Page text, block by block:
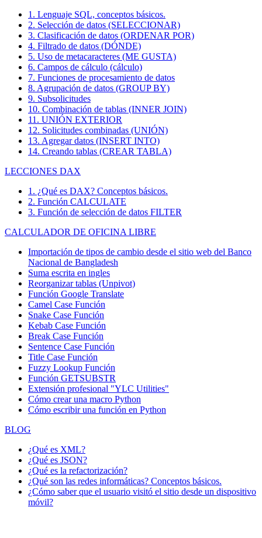
1. Lenguaje SQL, conceptos básicos.
2. Selección de datos (SELECCIONAR)
3. Clasificación de datos (ORDENAR POR)
4. Filtrado de datos (DÓNDE)
5. Uso de metacaracteres (ME GUSTA)
6. Campos de cálculo (cálculo)
7. Funciones de procesamiento de datos
8. Agrupación de datos (GROUP BY)
9. Subsolicitudes
10. Combinación de tablas (INNER JOIN)
11. UNIÓN EXTERIOR
12. Solicitudes combinadas (UNIÓN)
13. Agregar datos (INSERT INTO)
14. Creando tablas (CREAR TABLA)
LECCIONES DAX
1. ¿Qué es DAX? Conceptos básicos.
2. Función CALCULATE
3. Función de selección de datos FILTER
CALCULADOR DE OFICINA LIBRE
Importación de tipos de cambio desde el sitio web del Banco
Nacional de Bangladesh
Suma escrita en ingles
Reorganizar tablas (Unpivot)
Función Google Translate
Camel Case Función
Snake Case Función
Kebab Case Función
Break Case Función
Sentence Case Función
Title Case Función
Fuzzy Lookup Función
Función GETSUBSTR
Extensión profesional "YLC Utilities"
Cómo crear una macro Python
Cómo escribir una función en Python
BLOG
¿Qué es XML?
¿Qué es JSON?
¿Qué es la refactorización?
¿Qué son las redes informáticas? Conceptos básicos.
¿Cómo saber que el usuario visitó el sitio desde un dispositivo
móvil?